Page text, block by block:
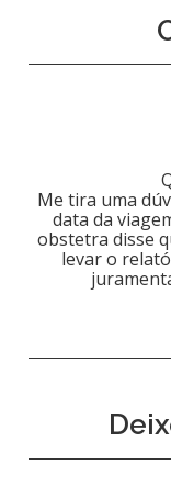
Me tira uma
data da
obstetra disse
levar o